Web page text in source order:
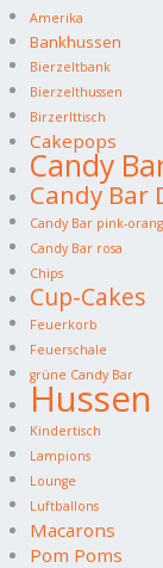
Amerika
Bankhussen
Bierzeltbank
Bierzelthussen
Birzerlttisch
Cakepops
Candy
Candy Bar
Candy Bar pink-
Candy Bar rosa
Chips
Cup-Cakes
Feuerkorb
Feuerschale
grüne Candy Bar
Hussen
Kindertisch
Lampions
Lounge
Luftballons
Macarons
Pom Poms